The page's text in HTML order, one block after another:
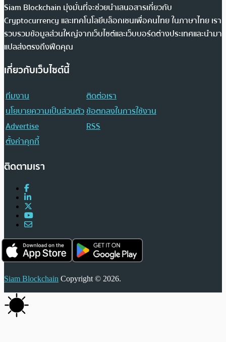
Siam Blockchain มุ่งมั่นที่จะช่วยนำเสนอสารเกี่ยวกับ
Cryptocurrency และเทคโนโลยีบล็อกเชนเพื่อคนไทย ในภาษาไทย เรา
รวบรวมข้อมูลส่วนใหญ่จากเว็บไซต์และเว็บบอร์ดต่างประเทศและนำมา
แปลส่งตรงถึงฟีดคุณ
เกี่ยวกับเว็บไซต์นี้
ทีมงาน
ติดต่อเรา
นโยบายความเป็นส่วนตัวข้อตกลงในการใช้งาน
Advertise
RSS
ตั้งค่าคุกกี้
ติดตามเรา
Siam Blockchain Copyright © 2026.